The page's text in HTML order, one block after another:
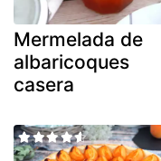
Mermelada de
albaricoques
casera